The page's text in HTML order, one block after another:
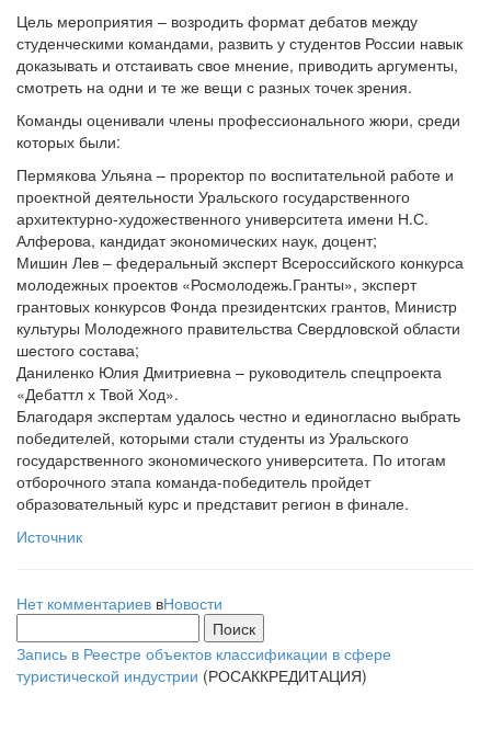
Цель мероприятия – возродить формат дебатов между
студенческими командами, развить у студентов России навык
доказывать и отстаивать свое мнение, приводить аргументы,
смотреть на одни и те же вещи с разных точек зрения.
Команды оценивали члены профессионального жюри, среди
которых были:
Пермякова Ульяна – проректор по воспитательной работе и
проектной деятельности Уральского государственного
архитектурно-художественного университета имени Н.С.
Алферова, кандидат экономических наук, доцент;
Мишин Лев – федеральный эксперт Всероссийского конкурса
молодежных проектов «Росмолодежь.Гранты», эксперт
грантовых конкурсов Фонда президентских грантов, Министр
культуры Молодежного правительства Свердловской области
шестого состава;
Даниленко Юлия Дмитриевна – руководитель спецпроекта
«Дебаттл х Твой Ход».
Благодаря экспертам удалось честно и единогласно выбрать
победителей, которыми стали студенты из Уральского
государственного экономического университета. По итогам
отборочного этапа команда-победитель пройдет
образовательный курс и представит регион в финале.
Источник
Нет комментариев вНовости
Запись в Реестре объектов классификации в сфере
туристической индустрии (РОСАККРЕДИТАЦИЯ)